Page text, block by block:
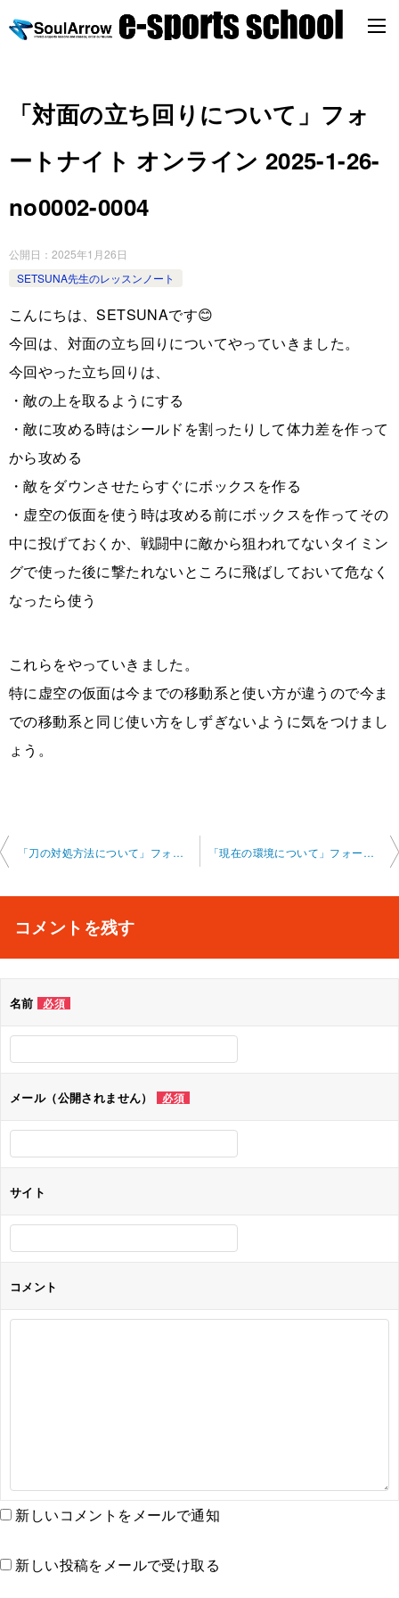
「対面の立ち回りについて」フォ
ートナイト オンライン 2025-1-26-
no0002-0004
公開日： 2025年1月26日
SETSUNA先生のレッスンノート
こんにちは、SETSUNAです😊
今回は、対面の立ち回りについてやっていきました。
今回やった立ち回りは、
・敵の上を取るようにする
・敵に攻める時はシールドを割ったりして体力差を作って
から攻める
・敵をダウンさせたらすぐにボックスを作る
・虚空の仮面を使う時は攻める前にボックスを作ってその
中に投げておくか、戦闘中に敵から狙われてないタイミン
グで使った後に撃たれないところに飛ばしておいて危なく
なったら使う
これらをやっていきました。
特に虚空の仮面は今までの移動系と使い方が違うので今ま
での移動系と同じ使い方をしずぎないように気をつけまし
ょう。
投
ビ
シ
「刀の対処方法について」フォートナイト オンライン 2025-1-25-no0002-0004 「現在の環境について」フォートナイト オンライン 2025-1-26-no0002-0009
コメントを残す
名前 必須
メール（公開されません） 必須
サイト
コメント
新しいコメントをメールで通知
新しい投稿をメールで受け取る